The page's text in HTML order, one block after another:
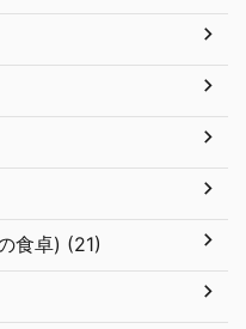
食卓) (21)